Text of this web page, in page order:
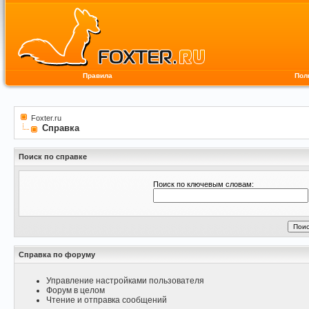
Правила
Foxter.ru
Справка
Поиск по справке
Поиск по ключевым словам:
Справка по форуму
Управление настройками пользователя
Форум в целом
Чтение и отправка сообщений